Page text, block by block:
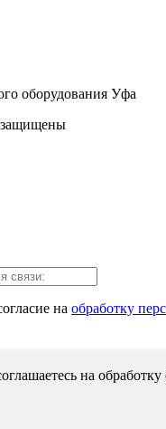
оборудования Уфа
защищены
на обработку
на